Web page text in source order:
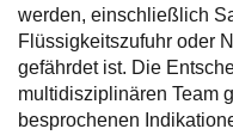
werden, einschließlich
Flüssigkeitszufuhr oder
gefährdet ist. Die
multidisziplinären Team
besprochenen